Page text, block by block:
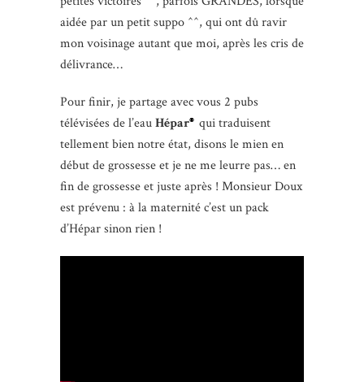
aidée par un petit suppo ^^, qui ont dû ravir
mon voisinage autant que moi, après les cris de
délivrance…
Pour finir, je partage avec vous 2 pubs
télévisées de l’eauHépar® qui traduisent
tellement bien notre état, disons le mien en
début de grossesse et je ne me leurre pas… en
fin de grossesse et juste après ! Monsieur Doux
est prévenu : à la maternité c’est un pack
d’Hépar sinon rien !